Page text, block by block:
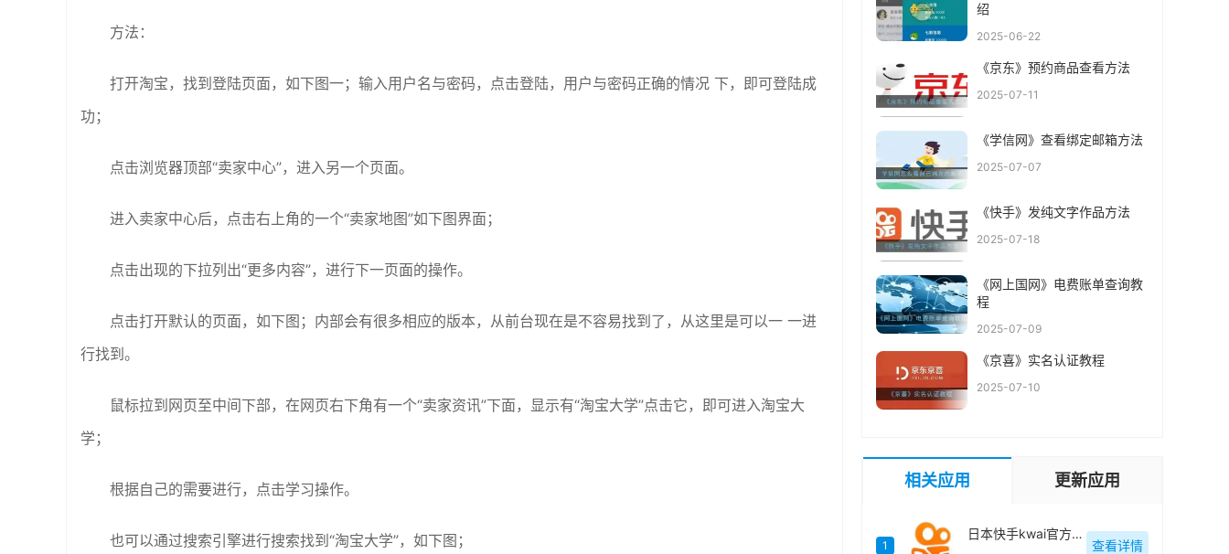
方法：
打开淘宝，找到登陆页面，如下图一；输入用户名与密码，点击登陆，用户与密码正确的情况 下，即可登陆成
功；
点击浏览器顶部“卖家中心”，进入另一个页面。
进入卖家中心后，点击右上角的一个“卖家地图”如下图界面；
点击出现的下拉列出“更多内容”，进行下一页面的操作。
点击打开默认的页面，如下图；内部会有很多相应的版本，从前台现在是不容易找到了，从这里是可以一 一进
行找到。
鼠标拉到网页至中间下部，在网页右下角有一个“卖家资讯”下面，显示有“淘宝大学”点击它，即可进入淘宝大
学；
根据自己的需要进行，点击学习操作。
也可以通过搜索引擎进行搜索找到“淘宝大学”，如下图；
绍
2025-06-22
《京东》预约商品查看方法
2025-07-11
《学信网》查看绑定邮箱方法
2025-07-07
《快手》发纯文字作品方法
2025-07-18
《网上国网》电费账单查询教
程
2025-07-09
《京喜》实名认证教程
2025-07-10
相关应用 更新应用
1
日本快手kwai官方最新版
查看详情